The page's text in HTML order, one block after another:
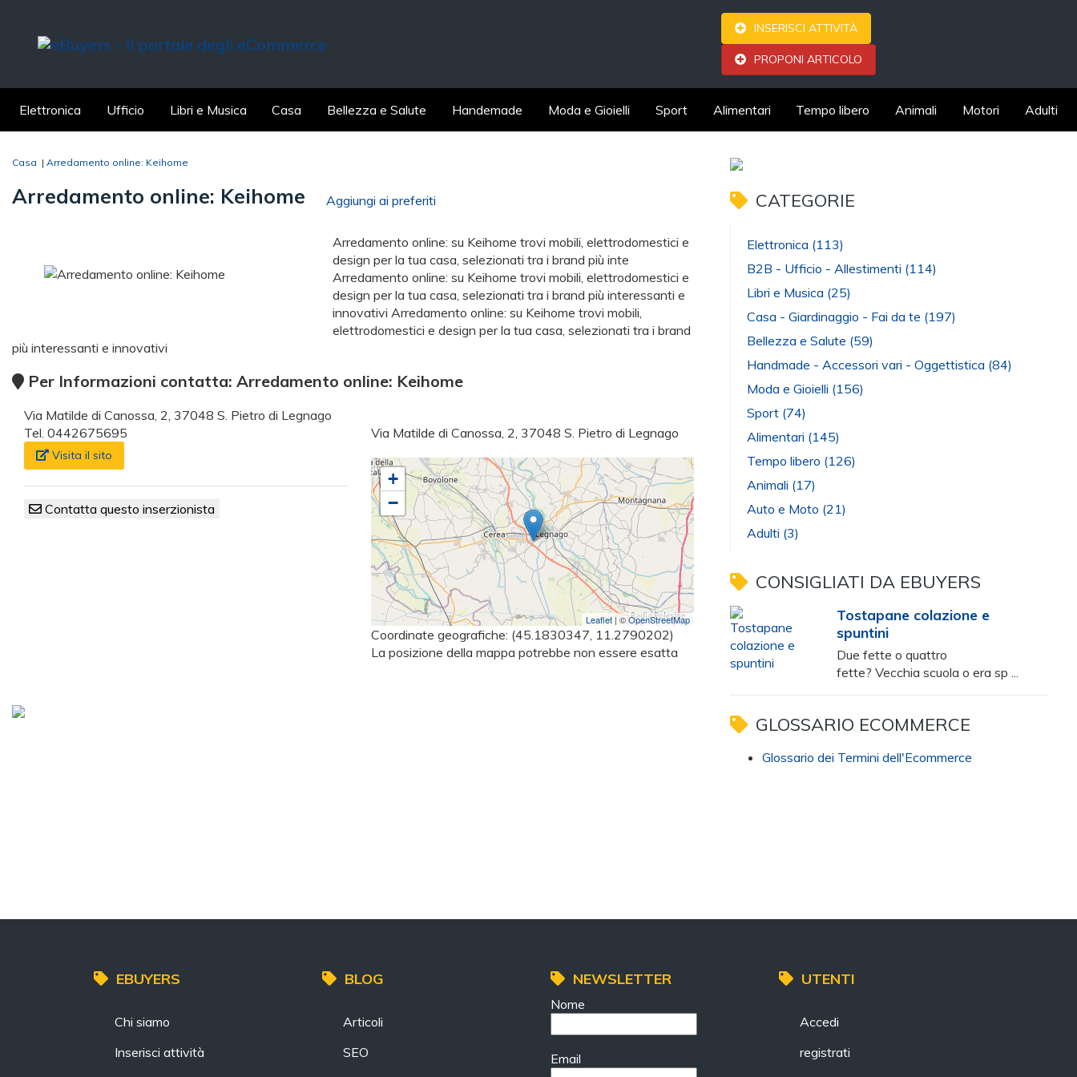
INSERISCI ATTIVITÀ
PROPONI ARTICOLO
Elettronica Ufficio Libri e Musica Casa Bellezza e Salute Handemade Moda e Gioielli Sport Alimentari Tempo libero Animali Motori Adulti
Casa | Arredamento online: Keihome
Arredamento online: Keihome Aggiungi ai preferiti
Arredamento online: su Keihome trovi mobili, elettrodomestici e
design per la tua casa, selezionati tra i brand più inte
Arredamento online: su Keihome trovi mobili, elettrodomestici e
design per la tua casa, selezionati tra i brand più interessanti e
innovativi Arredamento online: su Keihome trovi mobili,
elettrodomestici e design per la tua casa, selezionati tra i brand
più interessanti e innovativi
Per Informazioni contatta: Arredamento online: Keihome
Via Matilde di Canossa, 2, 37048 S. Pietro di Legnago
Tel. 0442675695
Visita il sito
Contatta questo inserzionista
Via Matilde di Canossa, 2, 37048 S. Pietro di Legnago
+
−
Leaflet | ©OpenStreetMap
Coordinate geografiche: (45.1830347, 11.2790202)
La posizione della mappa potrebbe non essere esatta
CATEGORIE
Elettronica (113)
B2B - Ufficio - Allestimenti (114)
Libri e Musica (25)
Casa - Giardinaggio - Fai da te (197)
Bellezza e Salute (59)
Handmade - Accessori vari - Oggettistica (84)
Moda e Gioielli (156)
Sport (74)
Alimentari (145)
Tempo libero (126)
Animali (17)
Auto e Moto (21)
Adulti (3)
CONSIGLIATI DA EBUYERS
Tostapane colazione e
spuntini
Due fette o quattro
fette? Vecchia scuola o era sp ...
GLOSSARIO ECOMMERCE
Glossario dei Termini dell'Ecommerce
EBUYERS
Chi siamo
Inserisci attività
BLOG
Articoli
SEO
NEWSLETTER
Nome
Email
UTENTI
Accedi
registrati